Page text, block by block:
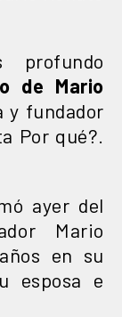
profundo
de Mario
y fundador
Por qué?.
ayer del
Mario
en su
esposa e